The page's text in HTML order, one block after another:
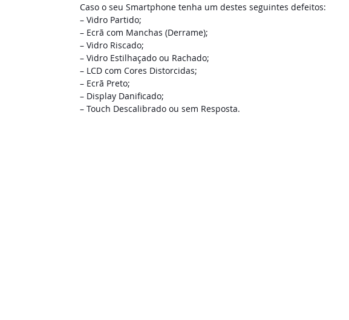
Caso o seu Smartphone tenha um destes seguintes defeitos:
– Vidro Partido;
– Ecrã com Manchas (Derrame);
– Vidro Riscado;
– Vidro Estilhaçado ou Rachado;
– LCD com Cores Distorcidas;
– Ecrã Preto;
– Display Danificado;
– Touch Descalibrado ou sem Resposta.